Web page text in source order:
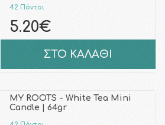
42 Πόντοι
5.20€
ΣΤΟ ΚΑΛΑΘΙ
MY ROOTS - White Tea Mini
Candle | 64gr